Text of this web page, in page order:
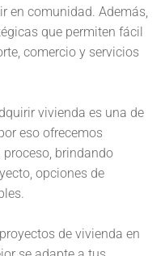
en comunidad. Además,
que permiten fácil
comercio y servicios
vivienda es una de
eso ofrecemos
brindando
opciones de
de vivienda en